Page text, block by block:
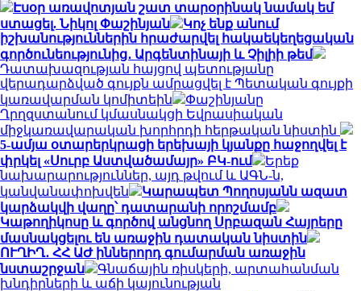
Էսօր առավոտյան շատ տարօրինակ նամակ եմ
ստացել. Նիկոլ Փաշինյան
Կոչ ենք անում
իշխանություններին հրաժարվել հակաեկեղեցական
գործունեությունից․ Արգենտինայի և Չիլիի թեմ
Դատախազության հայցով պետությանը
վերադարձված գույքն ամրացվել է Պետական գույքի
կառավարման կոմիտեին
Փաշինյանը
Ղրղզստանում կմասնակցի Եվրասիական
միջկառավարական խորհրդի հերթական նիստին
5-ամյա օտարերկրացի երեխայի կյանքը հաջողվել է
փրկել «Սուրբ Աստվածամայր» ԲԿ-ում
Երեք
նախարարություններ, այդ թվում և ԱԳՆ-ն,
կանվանափոխվեն
Կարապետ Պողոսյանն ազատ
կարձակվի վաղը՝ դատարանի որոշմամբ
Կաթողիկոսը և գործով անցնող Սրբազան Հայրերը
մասնակցելու են առաջին դատական նիստին
ՈՒՂԻՂ․ ՀՀ ԱԺ իններորդ գումարման առաջին
նստաշրջան
Գնաճային ռիսկերի, արտահանման
խնդիրների և աճի կայունության